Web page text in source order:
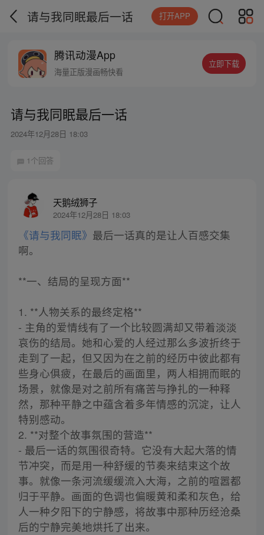
请与我同眠最后一话 打开APP
腾讯动漫App
海量正版漫画畅快看
立即下载
请与我同眠最后一话
2024年12月28日 18:03
1个回答
天鹅绒狮子
2024年12月28日 18:03
《请与我同眠》 最后一话真的是让人百感交集
啊。
**一、结局的呈现方面**
1. **人物关系的最终定格**
- 主角的爱情线有了一个比较圆满却又带着淡淡
哀伤的结局。她和心爱的人经过那么多波折终于
走到了一起，但又因为在之前的经历中彼此都有
些身心俱疲，在最后的画面里，两人相拥而眠的
场景，就像是对之前所有痛苦与挣扎的一种释
然，那种平静之中蕴含着多年情感的沉淀，让人
特别感动。
2. **对整个故事氛围的营造**
- 最后一话的氛围很奇特。它没有大起大落的情
节冲突，而是用一种舒缓的节奏来结束这个故
事。就像一条河流缓缓流入大海，之前的喧嚣都
归于平静。画面的色调也偏暖黄和柔和灰色，给
人一种夕阳下的宁静感，将故事中那种历经沧桑
后的宁静完美地烘托了出来。